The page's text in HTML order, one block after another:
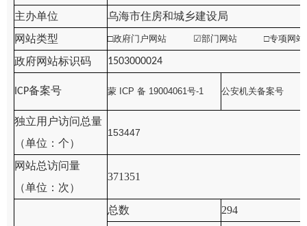
主办单位
乌海市住房和城乡建设局
网站类型
□政府门户网站 ☑部门网站 □专项网站
政府网站标识码 1503000024
ICP备案号 蒙 ICP 备 19004061号-1 公安机关备案号
独立用户访问总量
（单位：个）
153447
网站总访问量
（单位：次）
371351
总数
294